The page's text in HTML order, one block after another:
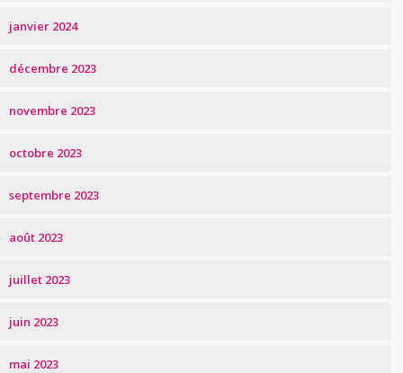
janvier 2024
décembre 2023
novembre 2023
octobre 2023
septembre 2023
août 2023
juillet 2023
juin 2023
mai 2023